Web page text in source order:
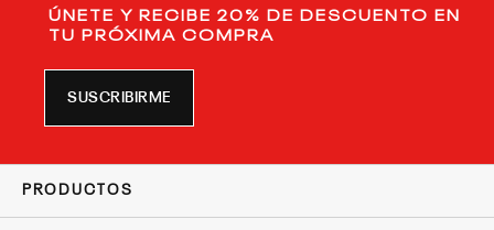
ÚNETE Y RECIBE 20% DE DESCUENTO EN
PRODUCTOS